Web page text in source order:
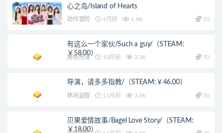
心之岛/Island of Hearts
动作冒险 4月前 1.4K 70
有这么一个家伙/Such a guy/（STEAM:
￥58.00）
角色扮演 10月前 2.3K 70
导演，请多多指教/（STEAM:￥46.00）
休闲益智 11月前 3.3K 70
贝果爱情故事/Bagel Love Story/（STEAM:
￥18.00）